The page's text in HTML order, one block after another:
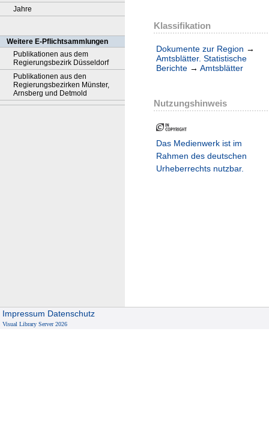
Jahre
Weitere E-Pflichtsammlungen
Publikationen aus dem
Regierungsbezirk Düsseldorf
Publikationen aus den
Regierungsbezirken Münster,
Arnsberg und Detmold
Klassifikation
Dokumente zur Region →
Amtsblätter. Statistische
Berichte → Amtsblätter
Nutzungshinweis
Das Medienwerk ist im
Rahmen des deutschen
Urheberrechts nutzbar.
Impressum Datenschutz
Visual Library Server 2026